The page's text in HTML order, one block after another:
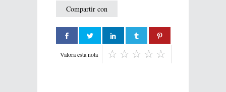
Compartir con
Valora esta nota